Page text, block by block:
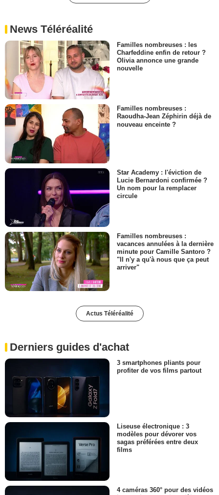
News Téléréalité
Familles nombreuses : les
Charfeddine enfin de retour ?
Olivia annonce une grande
nouvelle
Familles nombreuses :
Raoudha-Jean Zéphirin déjà de
nouveau enceinte ?
Star Academy : l'éviction de
Lucie Bernardoni confirmée ?
Un nom pour la remplacer
circule
Familles nombreuses :
vacances annulées à la dernière
minute pour Camille Santoro ?
"Il n'y a qu'à nous que ça peut
arriver"
Actus Téléréalité
Derniers guides d'achat
3 smartphones pliants pour
profiter de vos films partout
Liseuse électronique : 3
modèles pour dévorer vos
sagas préférées entre deux
films
4 caméras 360° pour des vidéos